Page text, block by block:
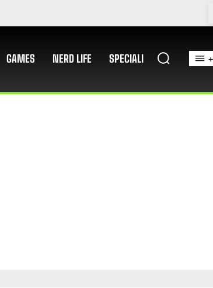
GAMES NERD LIFE SPECIALI +